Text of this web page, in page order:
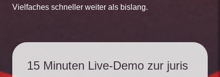
Vielfaches schneller weiter als bislang.
15 Minuten Live-Demo zur juris